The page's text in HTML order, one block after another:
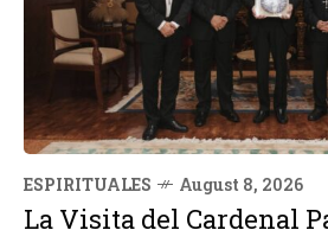
ESPIRITUALES August 8, 2026
La Visita del Cardenal